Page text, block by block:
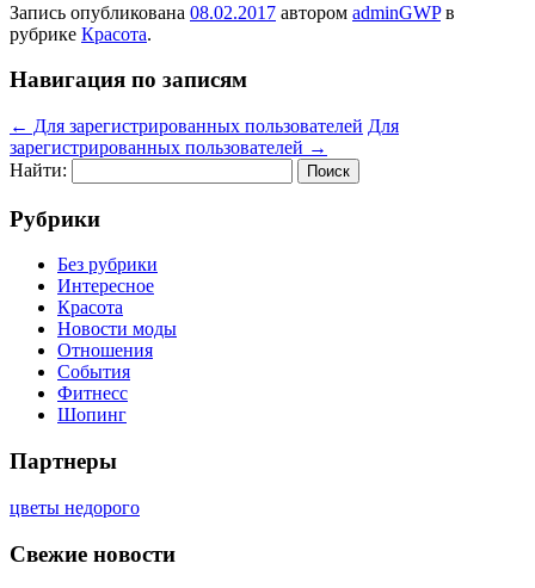
Запись опубликована 08.02.2017 автором adminGWPв
рубрике Красота.
Навигация по записям
← Для зарегистрированных пользователей Для
зарегистрированных пользователей →
Найти:
Рубрики
Без рубрики
Интересное
Красота
Новости моды
Отношения
События
Фитнесс
Шопинг
Партнеры
цветы недорого
Свежие новости